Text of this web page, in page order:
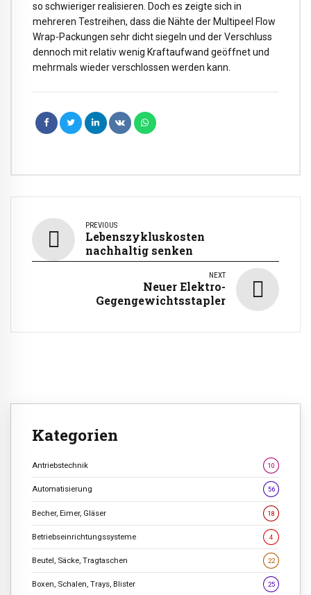
so schwieriger realisieren. Doch es zeigte sich in
mehreren Testreihen, dass die Nähte der Multipeel Flow
Wrap-Packungen sehr dicht siegeln und der Verschluss
dennoch mit relativ wenig Kraftaufwand geöffnet und
mehrmals wieder verschlossen werden kann.
PREVIOUS
Lebenszykluskosten
nachhaltig senken
NEXT
Neuer Elektro-
Gegengewichtsstapler
Kategorien
Antriebstechnik 10
Automatisierung 56
Becher, Eimer, Gläser 18
Betriebseinrichtungssysteme 4
Beutel, Säcke, Tragtaschen 22
Boxen, Schalen, Trays, Blister 25